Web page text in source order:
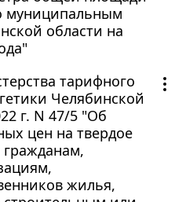
муниципальным
области на
тарифного
Челябинской
г. N 47/5 "Об
цен на твердое
жилья,